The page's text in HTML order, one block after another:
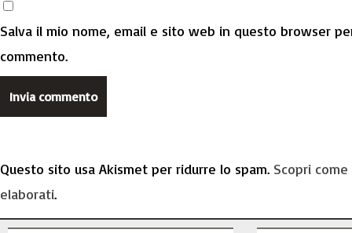
Salva il mio nome, email e sito web in questo browser
commento.
Questo sito usa Akismet per ridurre lo spam. Scopri
elaborati.